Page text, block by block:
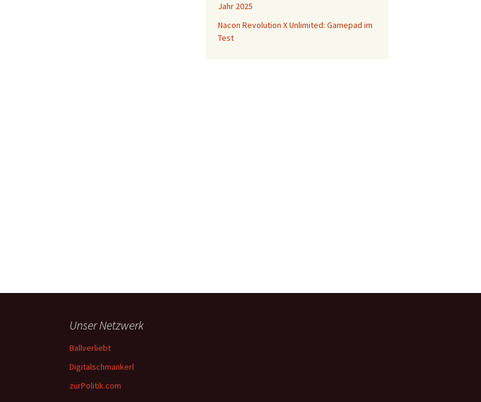
Jahr 2025
Nacon Revolution X Unlimited: Gamepad im
Test
Unser Netzwerk
Ballverliebt
Digitalschmankerl
zurPolitik.com